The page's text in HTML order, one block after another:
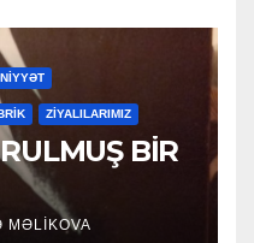
ZİYALILARIMIZ
BİR
MƏLIKOVA